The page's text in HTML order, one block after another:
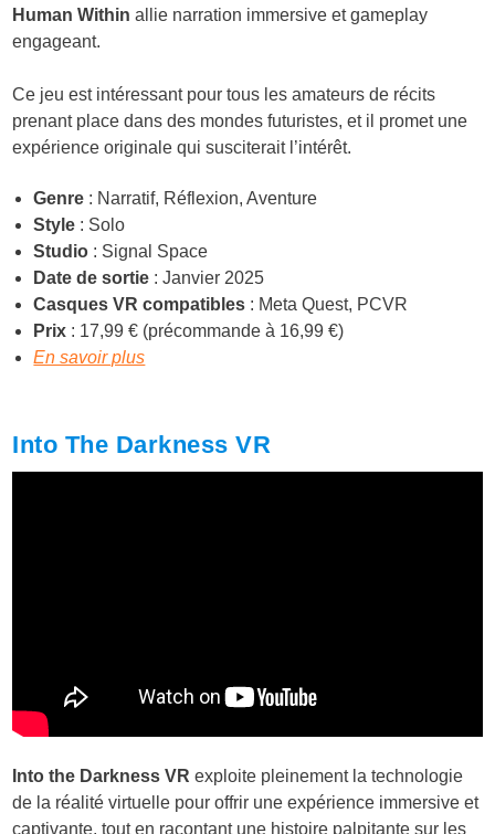
Human Within allie narration immersive et gameplay
engageant.
Ce jeu est intéressant pour tous les amateurs de récits
prenant place dans des mondes futuristes, et il promet une
expérience originale qui susciterait l’intérêt.
Genre : Narratif, Réflexion, Aventure
Style : Solo
Studio : Signal Space
Date de sortie : Janvier 2025
Casques VR compatibles : Meta Quest, PCVR
Prix : 17,99 € (précommande à 16,99 €)
En savoir plus
Into The Darkness VR
Into the Darkness VR exploite pleinement la technologie
de la réalité virtuelle pour offrir une expérience immersive et
captivante, tout en racontant une histoire palpitante sur les